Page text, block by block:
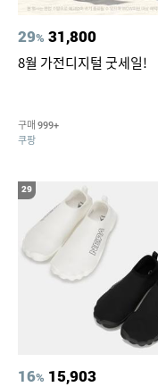
29% 31,800
8월 가전디지털 굿세일!
구매 999+
쿠팡
29
16% 15,903